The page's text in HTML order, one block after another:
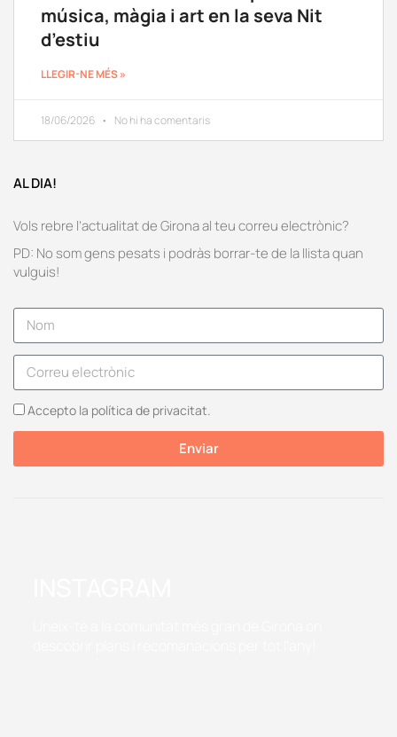
música, màgia i art en la seva Nit
d’estiu
LLEGIR-NE MÉS »
18/06/2026 No hi ha comentaris
AL DIA!
Vols rebre l’actualitat de Girona al teu correu electrònic?
PD: No som gens pesats i podràs borrar-te de la llista quan
vulguis!
Accepto la política de privacitat.
Enviar